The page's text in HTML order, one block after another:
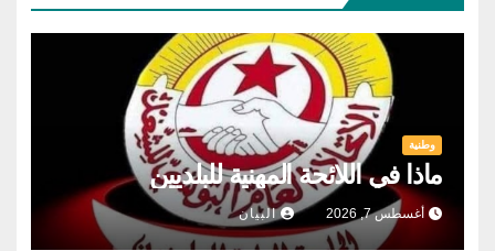
وطنية
ماذا في اللائحة المهنية للبلديين
أغسطس 7, 2026 البيان